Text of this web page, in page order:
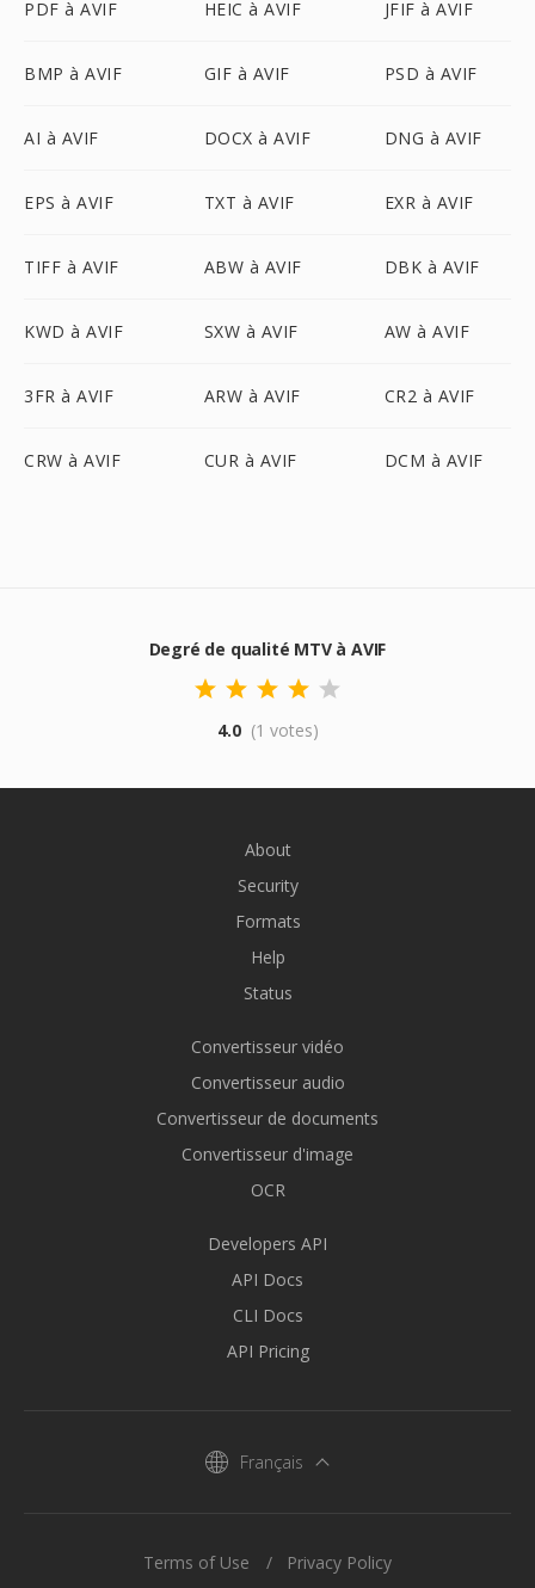
PDF à AVIF HEIC à AVIF JFIF à AVIF
BMP à AVIF GIF à AVIF PSD à AVIF
AI à AVIF DOCX à AVIF DNG à AVIF
EPS à AVIF TXT à AVIF EXR à AVIF
TIFF à AVIF ABW à AVIF DBK à AVIF
KWD à AVIF SXW à AVIF AW à AVIF
3FR à AVIF ARW à AVIF CR2 à AVIF
CRW à AVIF CUR à AVIF DCM à AVIF
Degré de qualité MTV à AVIF
4.0 (1 votes)
About
Security
Formats
Help
Status
Convertisseur vidéo
Convertisseur audio
Convertisseur de documents
Convertisseur d'image
OCR
Developers API
API Docs
CLI Docs
API Pricing
Français
Terms of Use Privacy Policy